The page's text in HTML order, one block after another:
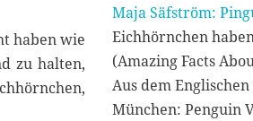
haben wie
zu halten,
Maja Säfström:
Eichhörnchen
(Amazing Facts
Aus dem
München: Penguin